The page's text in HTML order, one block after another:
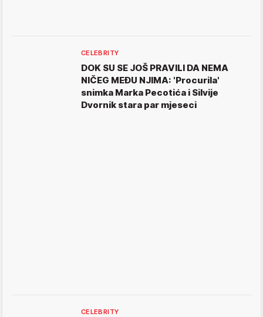
CELEBRITY
DOK SU SE JOŠ PRAVILI DA NEMA
NIČEG MEĐU NJIMA: 'Procurila'
snimka Marka Pecotića i Silvije
Dvornik stara par mjeseci
CELEBRITY